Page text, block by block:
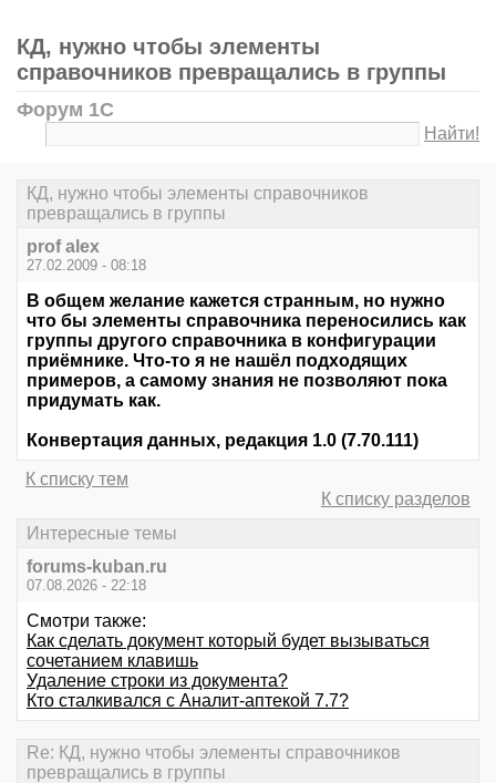
КД, нужно чтобы элементы
справочников превращались в группы
Форум 1С
Найти!
КД, нужно чтобы элементы справочников
превращались в группы
prof alex
27.02.2009 - 08:18
В общем желание кажется странным, но нужно
что бы элементы справочника переносились как
группы другого справочника в конфигурации
приёмнике. Что-то я не нашёл подходящих
примеров, а самому знания не позволяют пока
придумать как.
Конвертация данных, редакция 1.0 (7.70.111)
К списку тем
К списку разделов
Интересные темы
forums-kuban.ru
07.08.2026 - 22:18
Смотри также:
Как сделать документ который будет вызываться
сочетанием клавишь
Удаление строки из документа?
Кто сталкивался с Аналит-аптекой 7.7?
Re: КД, нужно чтобы элементы справочников
превращались в группы